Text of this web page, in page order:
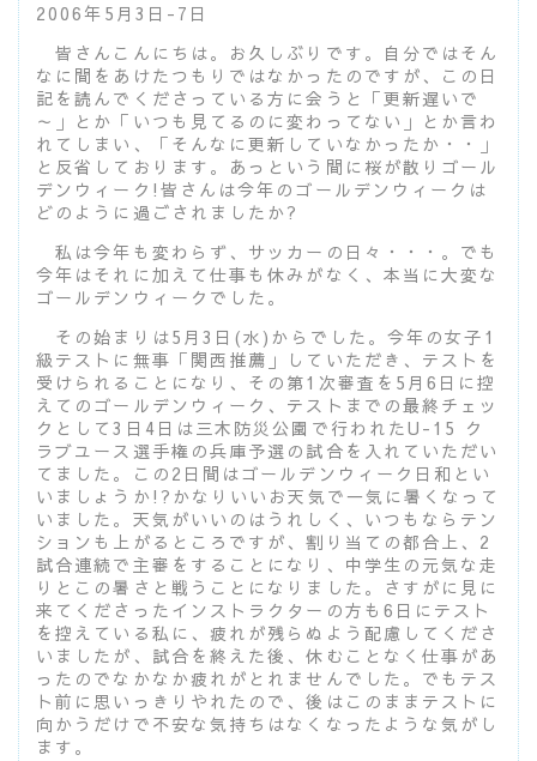
2006年5月3日-7日
皆さんこんにちは。お久しぶりです。自分ではそん
なに間をあけたつもりではなかったのですが、この日
記を読んでくださっている方に会うと「更新遅いで
～」とか「いつも見てるのに変わってない」とか言わ
れてしまい、「そんなに更新していなかったか・・」
と反省しております。あっという間に桜が散りゴール
デンウィーク!皆さんは今年のゴールデンウィークは
どのように過ごされましたか?
私は今年も変わらず、サッカーの日々・・・。でも
今年はそれに加えて仕事も休みがなく、本当に大変な
ゴールデンウィークでした。
その始まりは5月3日(水)からでした。今年の女子1
級テストに無事「関西推薦」していただき、テストを
受けられることになり、その第1次審査を5月6日に控
えてのゴールデンウィーク、テストまでの最終チェッ
クとして3日4日は三木防災公園で行われたU-15 ク
ラブユース選手権の兵庫予選の試合を入れていただい
てました。この2日間はゴールデンウィーク日和とい
いましょうか!?かなりいいお天気で一気に暑くなって
いました。天気がいいのはうれしく、いつもならテン
ションも上がるところですが、割り当ての都合上、2
試合連続で主審をすることになり、中学生の元気な走
りとこの暑さと戦うことになりました。さすがに見に
来てくださったインストラクターの方も6日にテスト
を控えている私に、疲れが残らぬよう配慮してくださ
いましたが、試合を終えた後、休むことなく仕事があ
ったのでなかなか疲れがとれませんでした。でもテス
ト前に思いっきりやれたので、後はこのままテストに
向かうだけで不安な気持ちはなくなったような気がし
ます。